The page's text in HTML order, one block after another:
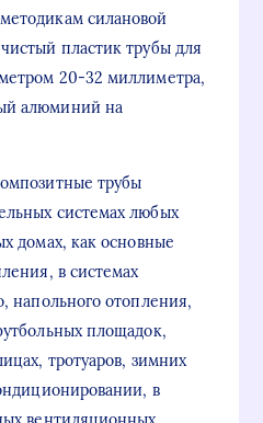
силановой
пластик трубы для
20-32 миллиметра,
алюминий на
трубы
системах любых
домах, как основные
в системах
напольного отопления,
площадок,
тротуаров, зимних
в